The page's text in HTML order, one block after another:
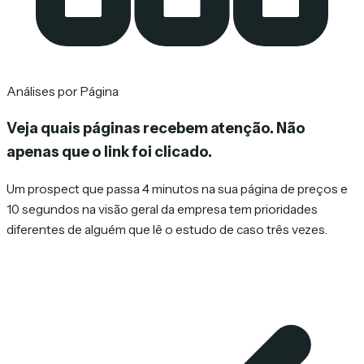
Análises por Página
Veja quais páginas recebem atenção. Não
apenas que o link foi clicado.
Um prospect que passa 4 minutos na sua página de preços e
10 segundos na visão geral da empresa tem prioridades
diferentes de alguém que lê o estudo de caso três vezes.